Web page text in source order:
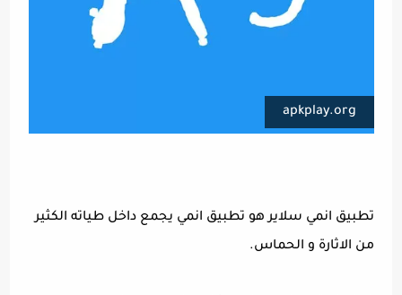
apkplay.org
تطبيق انمي سلاير هو تطبيق انمي يجمع داخل طياته الكثير
من الاثارة و الحماس.